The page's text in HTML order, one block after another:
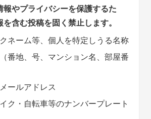
報やプライバシーを保護するた
含む投稿を固く禁止します。
ネーム等、個人を特定しうる名称
番地、号、マンション名、部屋番
ールアドレス
ク・自転車等のナンバープレート